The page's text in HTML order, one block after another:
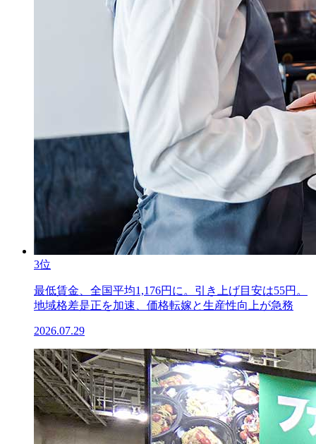
3位
最低賃金、全国平均1,176円に。引き上げ目安は55円。
地域格差是正を加速、価格転嫁と生産性向上が急務
2026.07.29